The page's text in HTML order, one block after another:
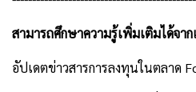
สามารถศึกษาความรู้เพิ่มเติมได้จา
อัปเดตข่าวสารการลงทุนในตลาด